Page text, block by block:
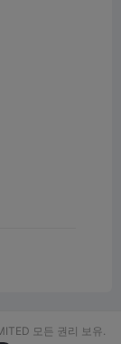
모든 권리 보유.